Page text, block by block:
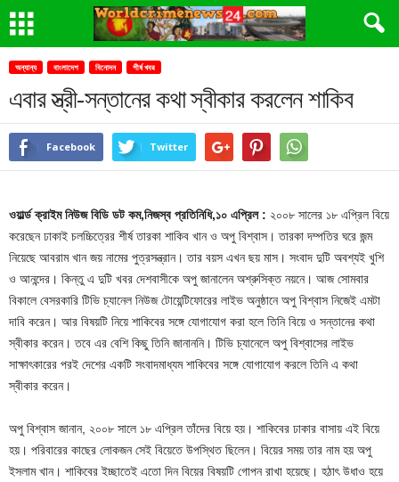
অন্যান্য বাংলাদেশ বিনোদন শীর্ষ খবর
এবার স্ত্রী-সন্তানের কথা স্বীকার করলেন শাকিব
Facebook Twitter
ওয়ার্ল্ড ক্রাইম নিউজ বিডি ডট কম,নিজস্ব প্রতিনিধি,১০ এপ্রিল : ২০০৮ সালের ১৮ এপ্রিল বিয়ে
করেছেন ঢাকাই চলচ্চিত্রের শীর্ষ তারকা শাকিব খান ও অপু বিশ্বাস। তারকা দম্পতির ঘরে জন্ম
নিয়েছে আবরাম খান জয় নামের পুত্রসন্ত্রান। তার বয়স এখন ছয় মাস। সংবাদ দুটি অবশ্যই খুশি
ও আনন্দের। কিন্তু এ দুটি খবর দেশবাসীকে অপু জানালেন অশ্রুসিক্ত নয়নে। আজ সোমবার
বিকালে বেসরকারি টিভি চ্যানেল নিউজ টোয়েন্টিফোরের লাইভ অনুষ্ঠানে অপু বিশ্বাস নিজেই এমটা
দাবি করেন। আর বিষয়টি নিয়ে শাকিবের সঙ্গে যোগাযোগ করা হলে তিনি বিয়ে ও সন্তানের কথা
স্বীকার করেন। তবে এর বেশি কিছু তিনি জানাননি। টিভি চ্যানেলে অপু বিশ্বাসের লাইভ
সাক্ষাৎকারের পরই দেশের একটি সংবাদমাধ্যম শাকিবের সঙ্গে যোগাযোগ করলে তিনি এ কথা
স্বীকার করেন।
অপু বিশ্বাস জানান, ২০০৮ সালে ১৮ এপ্রিল তাঁদের বিয়ে হয়। শাকিবের ঢাকার বাসায় এই বিয়ে
হয়। পরিবারের কাছের লোকজন সেই বিয়েতে উপস্থিত ছিলেন। বিয়ের সময় তার নাম হয় অপু
ইসলাম খান। শাকিবের ইচ্ছাতেই এতো দিন বিয়ের বিষয়টি গোপন রাখা হয়েছে। হঠাৎ উধাও হয়ে